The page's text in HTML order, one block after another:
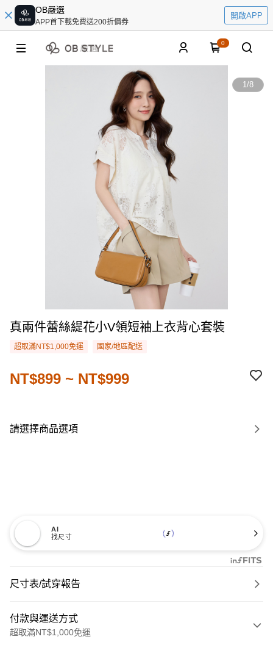
OB嚴選
APP首下載免費送200折價券
開啟APP
0
1/8
真兩件蕾絲緹花小V領短袖上衣背心套裝
超取滿NT$1,000免運 國家/地區配送
NT$899 ~ NT$999
請選擇商品選項
AI
找尺寸
尺寸表/試穿報告
付款與運送方式
超取滿NT$1,000免運